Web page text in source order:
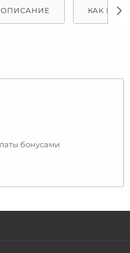
ОПИСАНИЕ КАК
бонусами